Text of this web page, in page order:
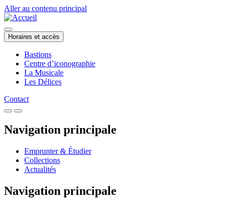
Aller au contenu principal
Horaires et accès
Bastions
Centre d’iconographie
La Musicale
Les Délices
Contact
Navigation principale
Emprunter & Étudier
Collections
Actualités
Navigation principale